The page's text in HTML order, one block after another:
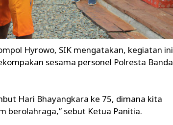
Hyrowo, SIK mengatakan, kegiatan ini
sesama personel Polresta Banda
Hari Bhayangkara ke 75, dimana kita
berolahraga,” sebut Ketua Panitia.